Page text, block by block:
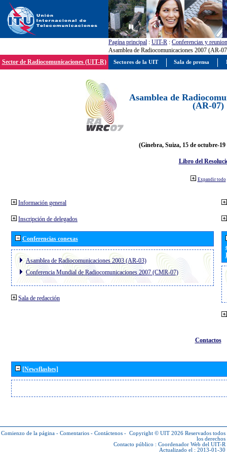
Pagína principal : UIT-R : Conferencias y
Asamblea de Radiocomunicaciones 2007 (AR-
Sector de Radiocomunicaciones (UIT-R)
Asamblea de
(AR-07)
(Ginebra, Suiza, 15 de octubre-19
Libro del
Expandir todo
Información general
Inscripción de delegados
Conferencias conexas
Asamblea de Radiocomunicaciones 2003 (AR-03)
Conferencia Mundial de Radiocomunicaciones 2007 (CMR-07)
Sala de redacción
Contactos
[Newsflashes]
Comienzo de la página - Comentarios - Contáctenos - Copyright © UIT 2026 Reservados todos
los derechos
Contacto público : Coordenador Web del UIT-R
Actualizado el : 2013-01-30
Sectores de la UIT Sala de prensa